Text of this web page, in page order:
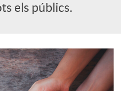
els públics.